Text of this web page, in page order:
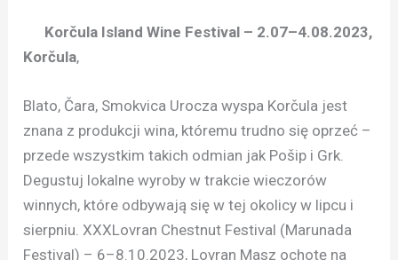
Korčula Island Wine Festival – 2.07–4.08.2023,
Korčula,
Blato, Čara, Smokvica Urocza wyspa Korčula jest
znana z produkcji wina, któremu trudno się oprzeć –
przede wszystkim takich odmian jak Pošip i Grk.
Degustuj lokalne wyroby w trakcie wieczorów
winnych, które odbywają się w tej okolicy w lipcu i
sierpniu. XXXLovran Chestnut Festival (Marunada
Festival) – 6–8.10.2023, Lovran Masz ochotę na